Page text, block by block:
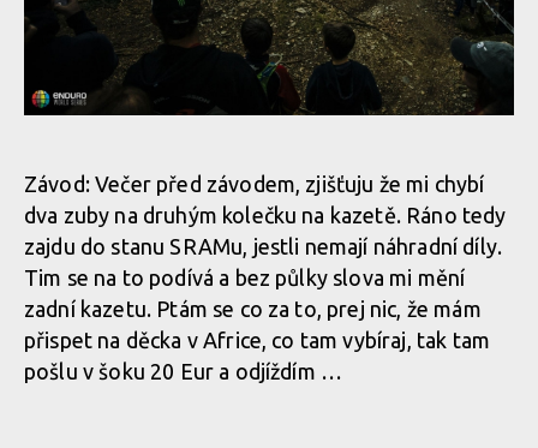
Závod: Večer před závodem, zjišťuju že mi chybí
dva zuby na druhým kolečku na kazetě. Ráno tedy
zajdu do stanu SRAMu, jestli nemají náhradní díly.
Tim se na to podívá a bez půlky slova mi mění
zadní kazetu. Ptám se co za to, prej nic, že mám
přispet na děcka v Africe, co tam vybíraj, tak tam
pošlu v šoku 20 Eur a odjíždím …